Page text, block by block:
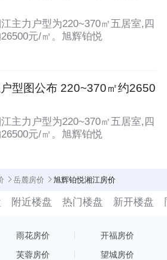
主力户型为220~370㎡五居室,四
元/㎡。旭辉铂悦
型图公布 220~370㎡约2650
主力户型为220~370㎡五居室,四
元/㎡。旭辉铂悦
岳麓房价 旭辉铂悦湘江房价
附近楼盘 热门楼盘 新开楼盘
雨花房价 开福房价
芙蓉房价 望城房价